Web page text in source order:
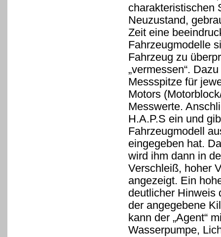
charakteristischen
Neuzustand,
Zeit eine
Fahrzeugmodelle
Fahrzeug zu
„vermessen“.
Messspitze für
Motors
Messwerte.
H.A.P.S ein und
Fahrzeugmodell
eingegeben hat.
wird ihm dann in
Verschleiß, hoher
angezeigt. Ein
deutlicher Hinweis
der angegebene
kann der „Agent“
Wasserpumpe,